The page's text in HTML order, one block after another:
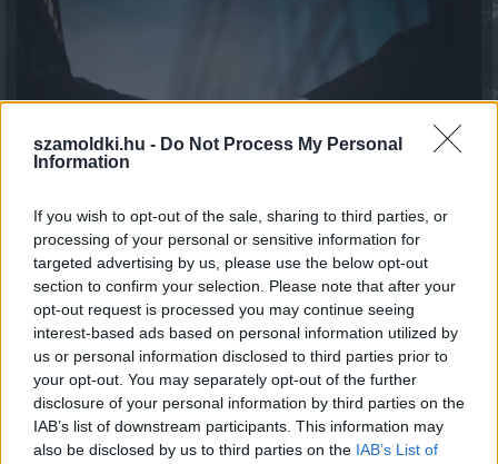
szamoldki.hu - Do Not Process My Personal
Information
If you wish to opt-out of the sale, sharing to third parties, or
processing of your personal or sensitive information for
targeted advertising by us, please use the below opt-out
section to confirm your selection. Please note that after your
opt-out request is processed you may continue seeing
interest-based ads based on personal information utilized by
us or personal information disclosed to third parties prior to
your opt-out. You may separately opt-out of the further
disclosure of your personal information by third parties on the
IAB’s list of downstream participants. This information may
also be disclosed by us to third parties on the IAB’s List of
7 módszer, ahogy a háztartások csökkenteni tudják a
villamos energia fogyasztásukat
2026.08.07. 13:25